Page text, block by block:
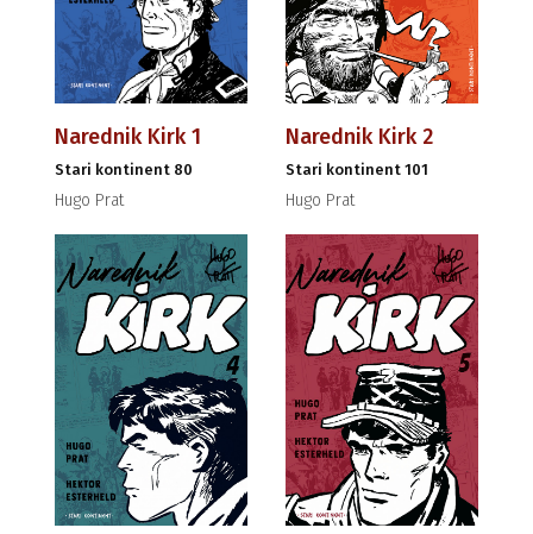
Narednik Kirk 1
Stari kontinent 80
Hugo Prat
Narednik Kirk 2
Stari kontinent 101
Hugo Prat